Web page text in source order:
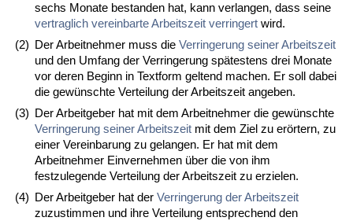
sechs Monate bestanden hat, kann verlangen, dass seine
vertraglich vereinbarte Arbeitszeit verringert wird.
(2) Der Arbeitnehmer muss die Verringerung seiner Arbeitszeit
und den Umfang der Verringerung spätestens drei Monate
vor deren Beginn in Textform geltend machen. Er soll dabei
die gewünschte Verteilung der Arbeitszeit angeben.
(3) Der Arbeitgeber hat mit dem Arbeitnehmer die gewünschte
Verringerung seiner Arbeitszeit mit dem Ziel zu erörtern, zu
einer Vereinbarung zu gelangen. Er hat mit dem
Arbeitnehmer Einvernehmen über die von ihm
festzulegende Verteilung der Arbeitszeit zu erzielen.
(4) Der Arbeitgeber hat der Verringerung der Arbeitszeit
zuzustimmen und ihre Verteilung entsprechend den